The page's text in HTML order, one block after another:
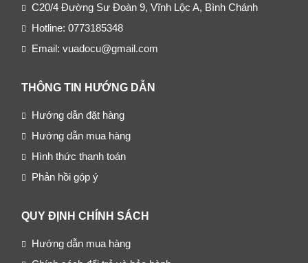
C20/4 Đường Sư Đoàn 9, Vĩnh Lộc A, Bình Chánh
Hotline: 0773185348
Email: vuadocu@gmail.com
THÔNG TIN HƯỚNG DẪN
Hướng dẫn đặt hàng
Hướng dẫn mua hàng
Hình thức thanh toán
Phản hồi góp ý
QUY ĐỊNH CHÍNH SÁCH
Hướng dẫn mua hàng